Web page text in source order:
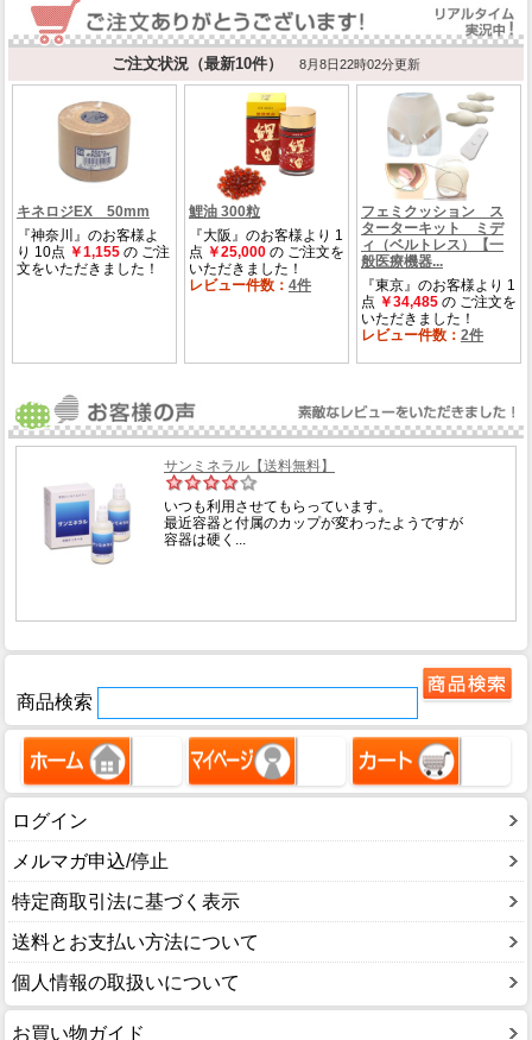
商品検索
ログイン
メルマガ申込/停止
特定商取引法に基づく表示
送料とお支払い方法について
個人情報の取扱いについて
お買い物ガイド